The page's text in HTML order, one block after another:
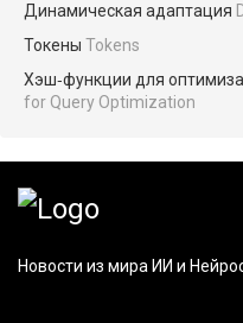
Динамическая адаптация
Токены Tokens
Хэш‑функции для
for Query Optimization
Новости из мира ИИ и